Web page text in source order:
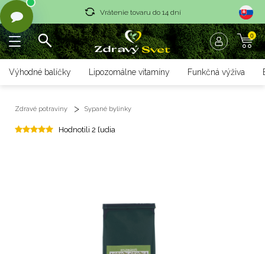
Vrátenie tovaru do 14 dní
Rýchle dodanie <36 hod
Rýchle dodanie <36 hod
0
Výhodné balíčky Lipozomálne vitamíny Funkčná výživa
Zdravé potraviny Sypané bylinky
Hodnotili 2 ľudia